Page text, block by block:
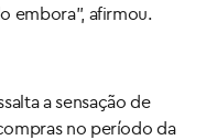
embora”, afirmou.
a sensação de
no período da